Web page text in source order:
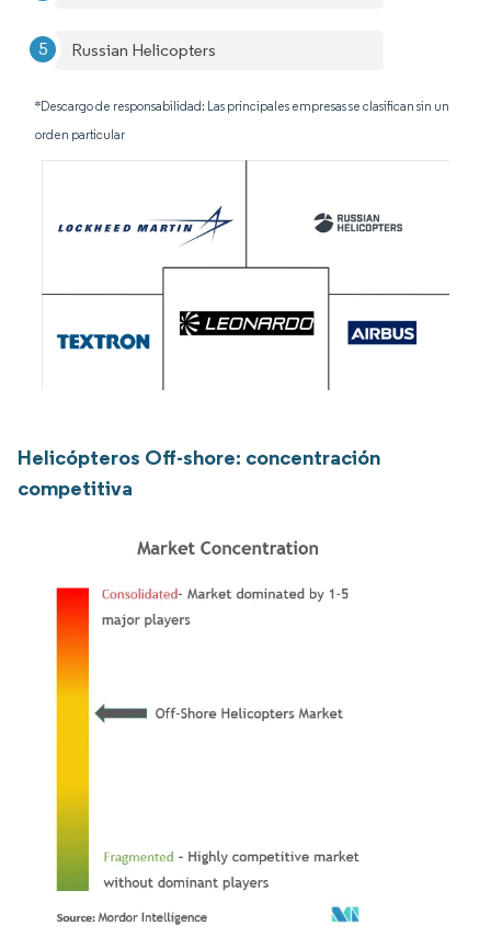
Russian Helicopters
*Descargo de responsabilidad: Las principales empresas se clasifican sin un
orden particular
Helicópteros Off-shore: concentración
competitiva